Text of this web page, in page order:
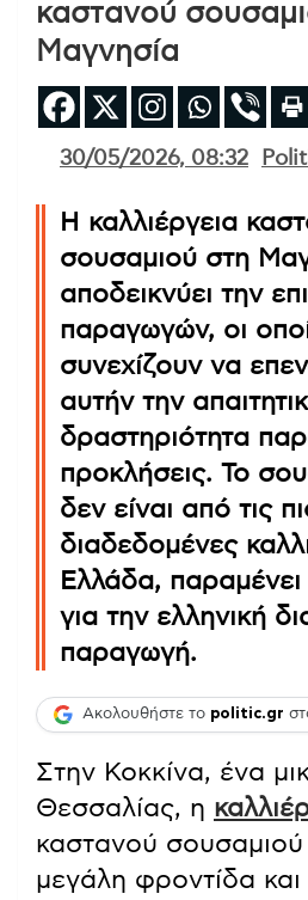
καστανού
Μαγνησία
30/05/2026, 08:32
Η καλλιέργεια
σουσαμιού στη
αποδεικνύει την
παραγωγών, οι
συνεχίζουν να
αυτήν την
δραστηριότητα
προκλήσεις. Το
δεν είναι από τις
διαδεδομένες
Ελλάδα, παραμένει
για την ελληνική
παραγωγή.
Ακολουθήστε το politic.gr
Στην Κοκκίνα, ένα
Θεσσαλίας, η
καστανού σουσαμιού
μεγάλη φροντίδα και